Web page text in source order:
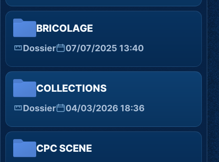
BRICOLAGE
Dossier 07/07/2025 13:40
COLLECTIONS
Dossier 04/03/2026 18:36
CPC SCENE